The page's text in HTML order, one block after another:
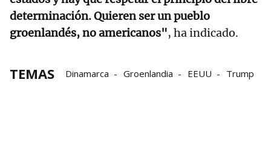
determinación. Quieren ser un pueblo
groenlandés, no americanos", ha indicado.
TEMAS Dinamarca Groenlandia EEUU Trump